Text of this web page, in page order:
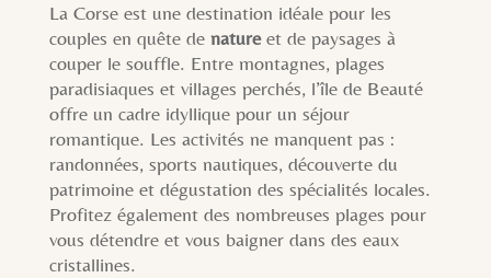
La Corse est une destination idéale pour les
couples en quête de natureet de paysages à
couper le souffle. Entre montagnes, plages
paradisiaques et villages perchés, l’île de Beauté
offre un cadre idyllique pour un séjour
romantique. Les activités ne manquent pas :
randonnées, sports nautiques, découverte du
patrimoine et dégustation des spécialités locales.
Profitez également des nombreuses plages pour
vous détendre et vous baigner dans des eaux
cristallines.